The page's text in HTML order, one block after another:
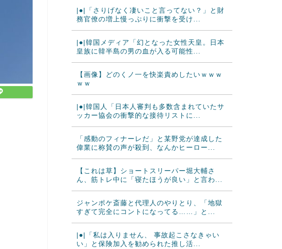
|●|「さりげなく凄いこと言ってない？」と財
務官僚の増上慢っぷりに衝撃を受け...
|●|韓国メディア「幻となった女性天皇。日本
皇族に韓半島の男の血が入る可能性...
【画像】どのくノ一を快楽責めしたいｗｗｗ
ｗｗ
|●|韓国人「日本人審判も多数含まれていたサ
ッカー協会の衝撃的な接待リストに...
「感動のフィナーレだ」と某野党が達成した
偉業に称賛の声が殺到、なんかヒーロー...
【これは草】ショートスリーパー堀大輔さ
ん、筋トレ中に「寝たほうが良い」と言わ...
ジャンポケ斎藤と代理人のやりとり、「地獄
すぎて完全にコントになってる……」と...
|●|「私は入りません、 事故起こさなきゃい
い」と保険加入を勧められた推し活...